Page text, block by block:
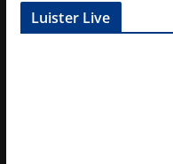
Luister Live